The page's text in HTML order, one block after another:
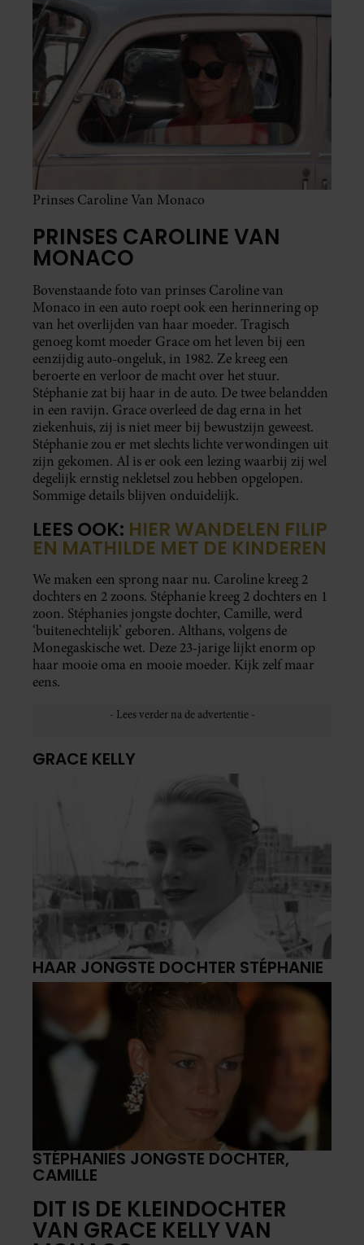
Prinses Caroline Van Monaco
PRINSES CAROLINE VAN
MONACO
Bovenstaande foto van prinses Caroline van
Monaco in een auto roept ook een herinnering op
van het overlijden van haar moeder. Tragisch
genoeg komt moeder Grace om het leven bij een
eenzijdig auto-ongeluk, in 1982. Ze kreeg een
beroerte en verloor de macht over het stuur.
Stéphanie zat bij haar in de auto. De twee belandden
in een ravijn. Grace overleed de dag erna in het
ziekenhuis, zij is niet meer bij bewustzijn geweest.
Stéphanie zou er met slechts lichte verwondingen uit
zijn gekomen. Al is er ook een lezing waarbij zij wel
degelijk ernstig nekletsel zou hebben opgelopen.
Sommige details blijven onduidelijk.
LEES OOK: HIER WANDELEN FILIP
EN MATHILDE MET DE KINDEREN
We maken een sprong naar nu. Caroline kreeg 2
dochters en 2 zoons. Stéphanie kreeg 2 dochters en 1
zoon. Stéphanies jongste dochter, Camille, werd
‘buitenechtelijk’ geboren. Althans, volgens de
Monegaskische wet. Deze 23-jarige lijkt enorm op
haar mooie oma en mooie moeder. Kijk zelf maar
eens.
GRACE KELLY
HAAR JONGSTE DOCHTER STÉPHANIE
STÉPHANIES JONGSTE DOCHTER,
CAMILLE
DIT IS DE KLEINDOCHTER
VAN GRACE KELLY VAN